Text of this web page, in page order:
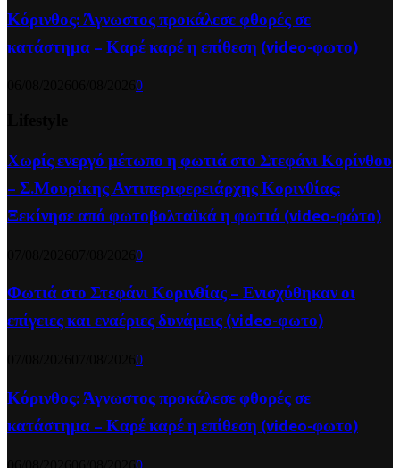
Κόρινθος: Άγνωστος προκάλεσε φθορές σε
κατάστημα – Καρέ καρέ η επίθεση (video-φωτο)
0
Χωρίς ενεργό μέτωπο η φωτιά στο Στεφάνι Κορίνθου
– Σ.Μουρίκης Αντιπεριφερειάρχης Κορινθίας:
Ξεκίνησε από φωτοβολταϊκά η φωτιά (video-φώτο)
0
Φωτιά στο Στεφάνι Κορινθίας – Ενισχύθηκαν οι
επίγειες και εναέριες δυνάμεις (video-φωτο)
0
Κόρινθος: Άγνωστος προκάλεσε φθορές σε
κατάστημα – Καρέ καρέ η επίθεση (video-φωτο)
0